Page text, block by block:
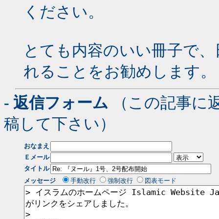
ください。
とても内容のいい冊子で
れることをお勧めします。
- 返信フォーム （この記事に
稿して下さい）
おなまえ
Ｅメール
タイトル
メッセージ
手動改行 強制改行 図表モード